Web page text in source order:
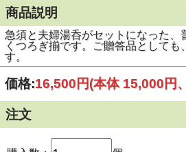
商品説明
急須と夫婦湯呑がセットになった、
くつろぎ揃です。ご贈答品としても
す。
価格:16,500円(本体 15,000円
注文